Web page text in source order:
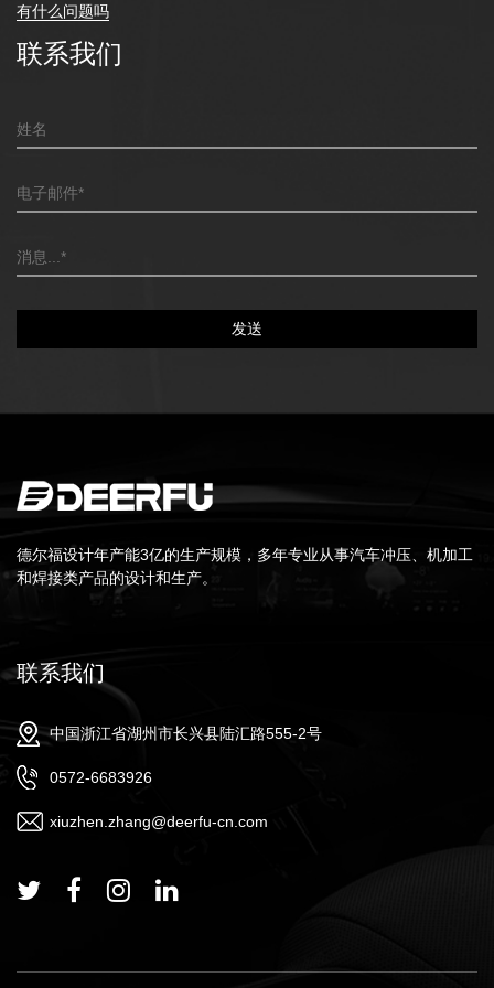
有什么问题吗
联系我们
德尔福设计年产能3亿的生产规模，多年专业从事汽车冲压、机加工
和焊接类产品的设计和生产。
联系我们
中国浙江省湖州市长兴县陆汇路555-2号
0572-6683926
xiuzhen.zhang@deerfu-cn.com